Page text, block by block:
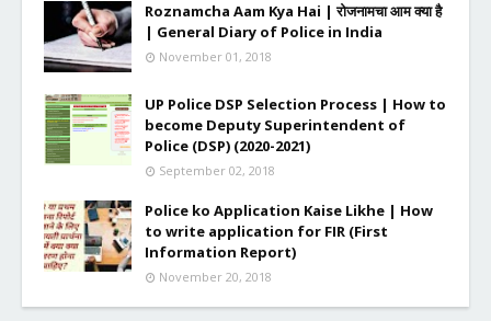
Roznamcha Aam Kya Hai | रोजनामचा आम क्या है
| General Diary of Police in India
November 01, 2018
UP Police DSP Selection Process | How to
become Deputy Superintendent of
Police (DSP) (2020-2021)
September 02, 2018
Police ko Application Kaise Likhe | How
to write application for FIR (First
Information Report)
November 20, 2018